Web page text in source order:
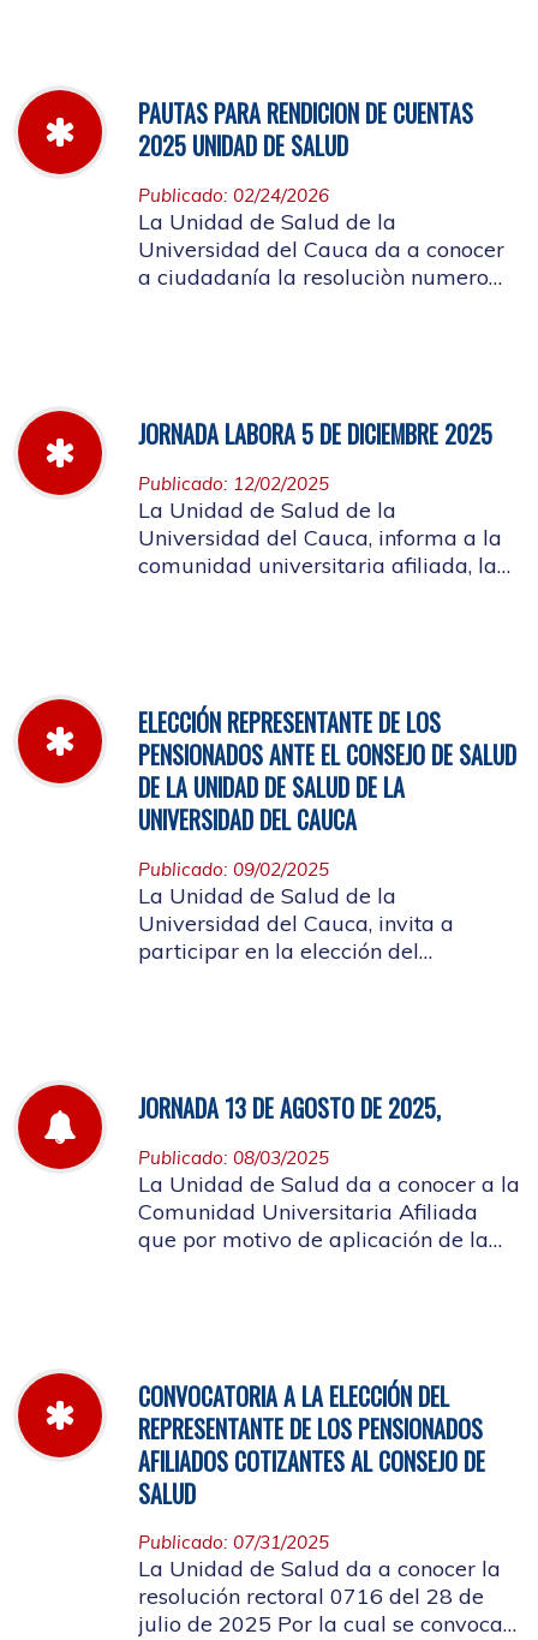
PAUTAS PARA RENDICION DE CUENTAS
2025 UNIDAD DE SALUD
Publicado: 02/24/2026
La Unidad de Salud de la
Universidad del Cauca da a conocer
a ciudadanía la resoluciòn numero
JORNADA LABORA 5 DE DICIEMBRE 2025
Publicado: 12/02/2025
La Unidad de Salud de la
Universidad del Cauca, informa a la
comunidad universitaria afiliada, la
ELECCIÓN REPRESENTANTE DE LOS
PENSIONADOS ANTE EL CONSEJO DE SALUD
DE LA UNIDAD DE SALUD DE LA
UNIVERSIDAD DEL CAUCA
Publicado: 09/02/2025
La Unidad de Salud de la
Universidad del Cauca, invita a
participar en la elección del
JORNADA 13 DE AGOSTO DE 2025,
Publicado: 08/03/2025
La Unidad de Salud da a conocer a la
Comunidad Universitaria Afiliada
que por motivo de aplicación de la
CONVOCATORIA A LA ELECCIÓN DEL
REPRESENTANTE DE LOS PENSIONADOS
AFILIADOS COTIZANTES AL CONSEJO DE
SALUD
Publicado: 07/31/2025
La Unidad de Salud da a conocer la
resolución rectoral 0716 del 28 de
julio de 2025 Por la cual se convoca